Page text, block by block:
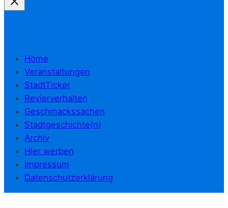
Home
Veranstaltungen
StadtTicker
Revierverhalten
Geschmackssachen
Stadtgeschichte(n)
Archiv
Hier werben
Impressum
Datenschutzerklärung